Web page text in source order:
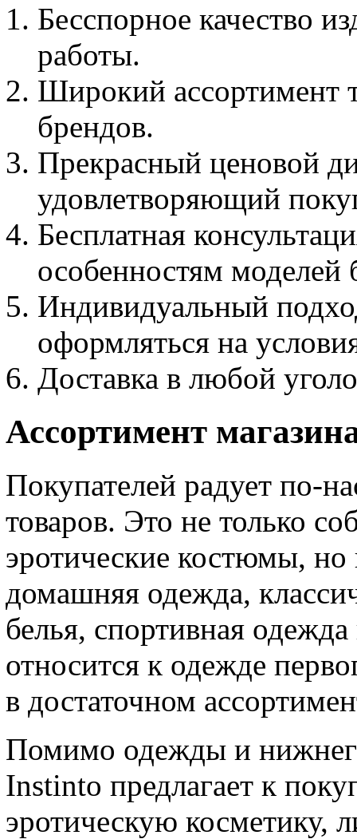
Бесспорное качество
работы.
Широкий ассортимент
брендов.
Прекрасный ценовой
удовлетворяющий
Бесплатная
особенностям моделей
Индивидуальный
оформляться на
Доставка в любой
Ассортимент
Покупателей радует по-
товаров. Это не только
эротические костюмы,
домашняя одежда,
белья, спортивная
относится к одежде
в достаточном
Помимо одежды и
Instinto предлагает к
эротическую косметику,